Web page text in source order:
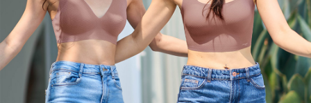
【注意事項】
１．透過由恩沛科技股份有限公司提供之「AFTEE先享後付」服務完成之交
易，需依本服務之必要範圍內提供個人資料，並將交易相關給付款項請求債
權轉讓予恩沛科技股份有限公司。
２．關於個人資料處理事宜，請瀏覽以下網址：
https://aftee.tw/terms/#terms3
３．未成年的使用者請事先徵得法定代理人或監護人之同意方可使用
「AFTEE先享後付」，若未經同意申辦者引起之損失，本公司不負相關責
7-11取貨付款
每筆NT$55，滿NT$2,000(含以上)免運費
付款後7-11取貨
每筆NT$55，滿NT$2,000(含以上)免運費